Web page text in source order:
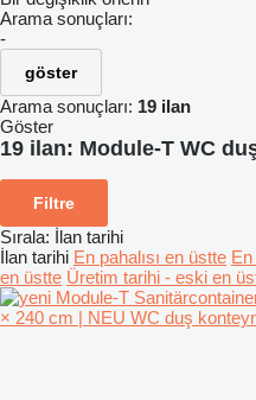
Arama sonuçları:
-
göster
Arama sonuçları: 19 ilan
Göster
19 ilan: Module-T WC
Filtre
Sırala: İlan tarihi
İlan tarihi En pahalısı en üstte
en üstte Üretim tarihi - eski en